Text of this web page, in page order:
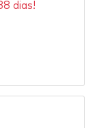
dias!